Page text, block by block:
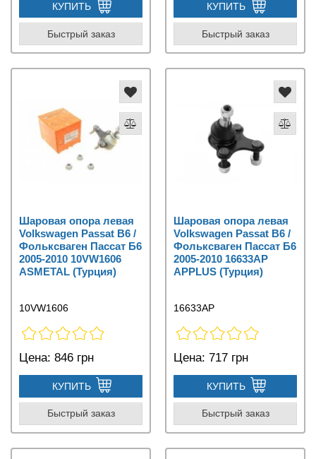
КУПИТЬ
Быстрый заказ
КУПИТЬ
Быстрый заказ
Шаровая опора левая
Volkswagen Passat B6 /
Фольксваген Пассат Б6
2005-2010 10VW1606
ASMETAL (Турция)
10VW1606
Цена: 846 грн
КУПИТЬ
Быстрый заказ
Шаровая опора левая
Volkswagen Passat B6 /
Фольксваген Пассат Б6
2005-2010 16633AP
APPLUS (Турция)
16633AP
Цена: 717 грн
КУПИТЬ
Быстрый заказ